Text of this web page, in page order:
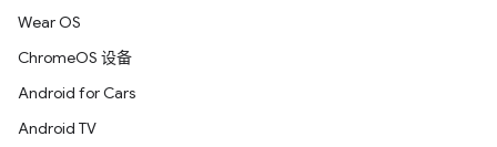
Wear OS
ChromeOS 设备
Android for Cars
Android TV